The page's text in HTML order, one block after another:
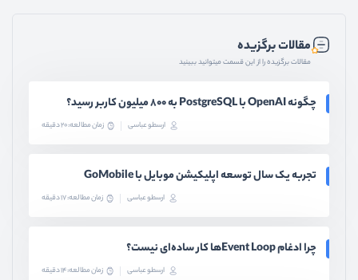
مقالات برگزیده
مقالات برگزیده را از این قسمت میتوانید ببینید
چگونه OpenAI با PostgreSQL به ۸۰۰ میلیون کاربر رسید؟
ارسطو عباسی زمان مطالعه: 20 دقیقه
تجربه یک سال توسعه اپلیکیشن موبایل با GoMobile
ارسطو عباسی زمان مطالعه: 17 دقیقه
چرا ادغام Event Loopها کار ساده‌ای نیست؟
ارسطو عباسی زمان مطالعه: 14 دقیقه